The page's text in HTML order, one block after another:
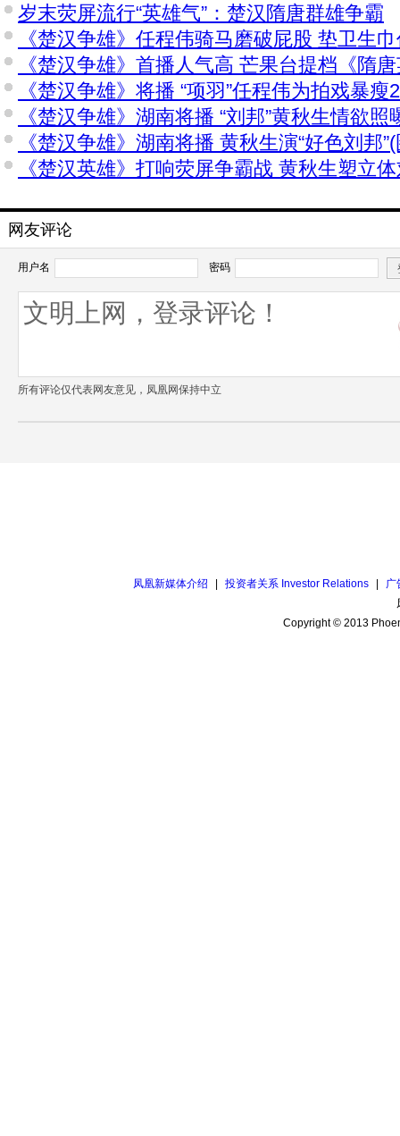
岁末荧屏流行“英雄气”：楚汉隋唐群雄争霸
《楚汉争雄》任程伟骑马磨破屁股 垫卫生巾
《楚汉争雄》首播人气高 芒果台提档《隋
《楚汉争雄》将播 “项羽”任程伟为拍戏暴瘦
《楚汉争雄》湖南将播 “刘邦”黄秋生情欲照
《楚汉争雄》湖南将播 黄秋生演“好色刘邦
《楚汉英雄》打响荧屏争霸战 黄秋生塑立
网友评论
用户名 密码
所有评论仅代表网友意见，凤凰网保持中立
凤凰新媒体介绍 | 投资者关系 Investor Relations |
广
Copyright © 2013